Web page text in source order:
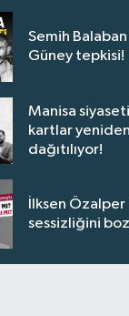
Semih
Güney tepkisi!
Manisa
kartlar yeniden
dağıtılıyor!
İlksen Özalper
sessizliğini